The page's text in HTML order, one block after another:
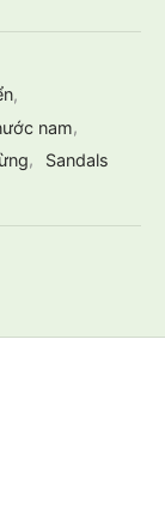
,
nam,
,
Sandals